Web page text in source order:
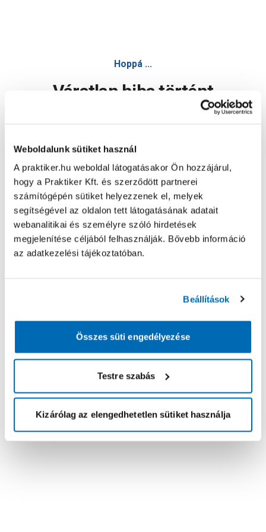
Weboldalunk sütiket használ
A praktiker.hu weboldal látogatásakor Ön hozzájárul,
hogy a Praktiker Kft. és szerződött partnerei
számítógépén sütiket helyezzenek el, melyek
segítségével az oldalon tett látogatásának adatait
webanalitikai és személyre szóló hirdetések
megjelenítése céljából felhasználják. Bővebb információ
az adatkezelési tájékoztatóban.
Beállítások
Összes süti engedélyezése
Testre szabás
Kizárólag az elengedhetetlen sütiket használja
Hoppá ...
Váratlan hiba történt
Oldal újratöltése